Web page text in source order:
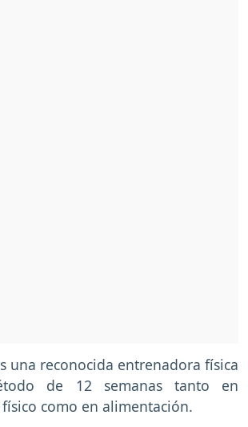
una reconocida entrenadora física
de 12 semanas tanto en
como en alimentación.